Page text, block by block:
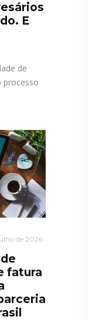
E
de
processo
de 2026
fatura